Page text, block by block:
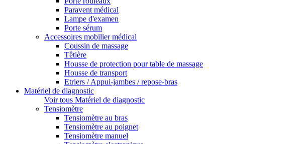
Paravent médical
Lampe d'examen
Porte sérum
Accessoires mobilier médical
Coussin de massage
Têtière
Housse de protection pour table de massage
Housse de transport
Etriers / Appui-jambes / repose-bras
Matériel de diagnostic
Voir tous Matériel de diagnostic
Tensiomètre
Tensiomètre au bras
Tensiomètre au poignet
Tensiomètre manuel